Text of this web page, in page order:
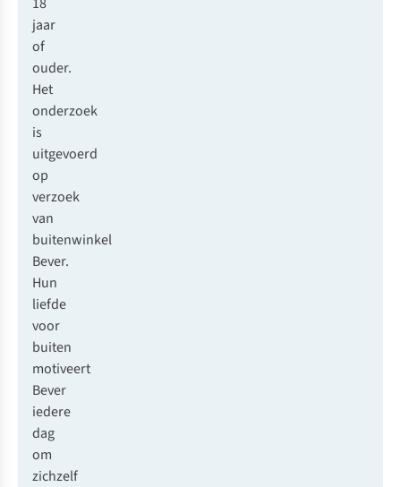
jaar
of
ouder.
Het
onderzoek
is
uitgevoerd
op
verzoek
van
buitenwinkel
Bever.
Hun
liefde
voor
buiten
motiveert
Bever
iedere
dag
om
zichzelf